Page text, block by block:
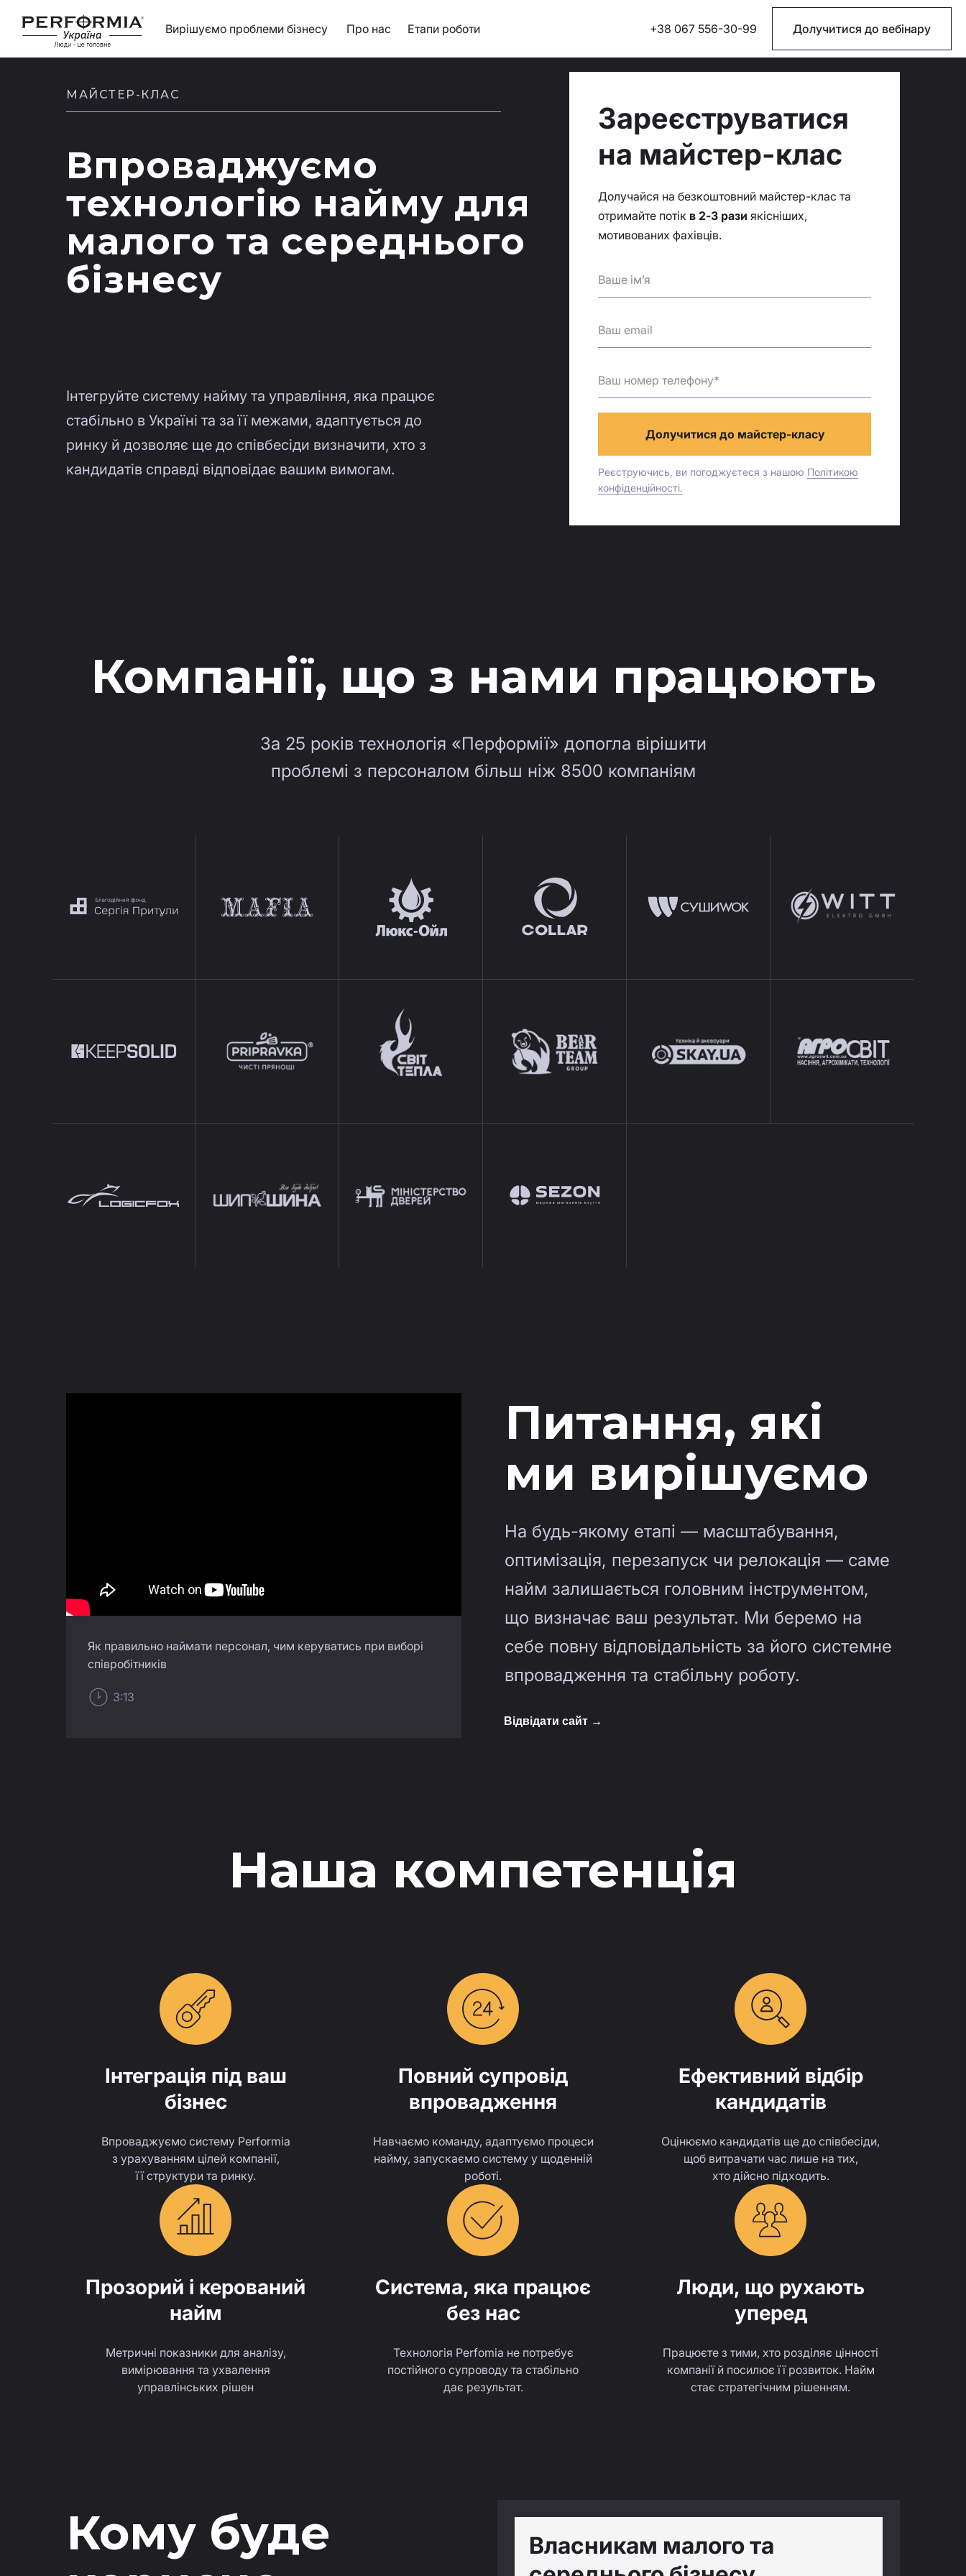
Долучитися до вебінару
+38 067 556-30-99
Вирішуємо проблеми бізнесу Етапи роботи
Про нас
МАЙСТЕР-КЛАС
Впроваджуємо
технологію найму для
малого та середнього
бізнесу
Інтегруйте систему найму та управління, яка працює
стабільно в Україні та за її межами, адаптується до
ринку й дозволяє ще до співбесіди визначити, хто з
кандидатів справді відповідає вашим вимогам.
Зареєструватися
на майстер-клас
Долучайся на безкоштовний майстер-клас та
отримайте потік в 2-3 рази якісніших,
мотивованих фахівців.
Реєструючись, ви погоджуєтеся з нашою Політикою
конфіденційності.
Долучитися до майстер-класу
Компанії, що з нами працюють
За 25 років технологія «Перформії» допогла вірішити
проблемі з персоналом більш ніж 8500 компаніям
Питання, які
ми вирішуємо
Як правильно наймати персонал, чим керуватись при виборі
співробітників
На будь-якому етапі — масштабування,
оптимізація, перезапуск чи релокація — саме
найм залишається головним інструментом,
що визначає ваш результат. Ми беремо на
себе повну відповідальність за його системне
впровадження та стабільну роботу.
Відвідати сайт →
3:13
Наша компетенція
Інтеграція під ваш
бізнес
Впроваджуємо систему Performia
з урахуванням цілей компанії,
її структури та ринку.
Повний супровід
впровадження
Навчаємо команду, адаптуємо процеси
найму, запускаємо систему у щоденній
роботі.
Ефективний відбір
кандидатів
Оцінюємо кандидатів ще до співбесіди,
щоб витрачати час лише на тих,
хто дійсно підходить.
Прозорий і керований
найм
Метричні показники для аналізу,
вимірювання та ухвалення
управлінських рішен
Система, яка працює
без нас
Технологія Perfomia не потребує
постійного супроводу та стабільно
дає результат.
Люди, що рухають
уперед
Працюєте з тими, хто розділяє цінності
компанії й посилює її розвиток. Найм
стає стратегічним рішенням.
Кому буде
Власникам малого та